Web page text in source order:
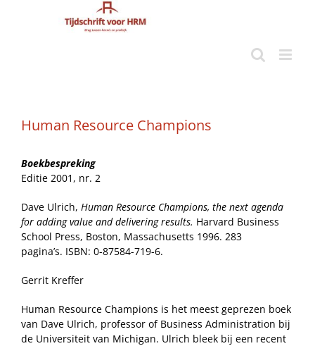
Human Resource Champions
Boekbespreking
Editie 2001, nr. 2
Dave Ulrich, Human Resource Champions, the next agenda
for adding value and delivering results. Harvard Business
School Press, Boston, Massachusetts 1996. 283
pagina’s. ISBN: 0-87584-719-6.
Gerrit Kreffer
Human Resource Champions is het meest geprezen boek
van Dave Ulrich, professor of Business Administration bij
de Universiteit van Michigan. Ulrich bleek bij een recent